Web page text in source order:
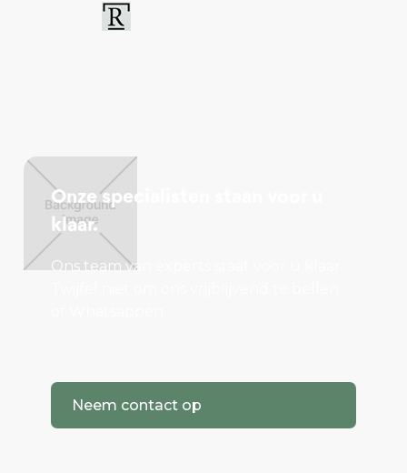
Onze specialisten staan voor u
klaar.
Ons team van experts staat voor u klaar.
Neem contact op